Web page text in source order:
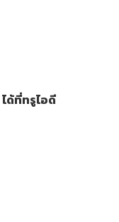
ด้ที่ทรูไอดี